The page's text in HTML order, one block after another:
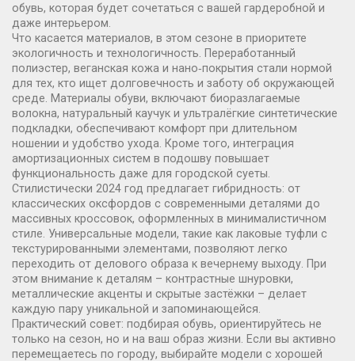
обувь, которая будет сочетаться с вашей гардеробной и
даже интерьером.
Что касается материалов, в этом сезоне в приоритете
экологичность и технологичность. Переработанный
полиэстер, веганская кожа и нано‑покрытия стали нормой
для тех, кто ищет долговечность и заботу об окружающей
среде.
Материалы обуви, включают биоразлагаемые
волокна, натуральный каучук и ультралёгкие синтетические
подкладки, обеспечивают комфорт при длительном
ношении и удобство ухода. Кроме того, интеграция
амортизационных систем в подошву повышает
функциональность даже для городской суеты.
Стилистически 2024 год предлагает гибридность: от
классических оксфордов с современными деталями до
массивных кроссовок, оформленных в минималистичном
стиле. Универсальные модели, такие как лаковые туфли с
текстурированными элементами, позволяют легко
переходить от делового образа к вечернему выходу. При
этом внимание к деталям – контрастные шнуровки,
металлические акценты и скрытые застёжки – делает
каждую пару уникальной и запоминающейся.
Практический совет: подбирая обувь, ориентируйтесь не
только на сезон, но и на ваш образ жизни. Если вы активно
перемещаетесь по городу, выбирайте модели с хорошей